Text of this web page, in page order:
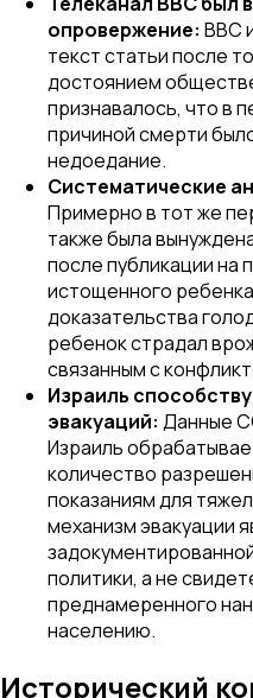
опровержение: BBC
текст статьи после
достоянием
признавалось, что в
причиной смерти
недоедание.
Систематические
Примерно в тот же
также была
после публикации на
истощенного ребенка
доказательства
ребенок страдал
связанным с
Израиль
эвакуаций: Данные
Израиль
количество
показаниям для
механизм эвакуации
политики, а не
преднамеренного
населению.
Исторический